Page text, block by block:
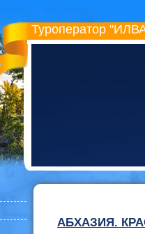
Туроператор
АБХАЗИЯ.